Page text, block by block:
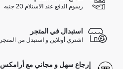
رسوم الدفع عند الاستلام 20 جنيه
استبدال في المتجر
اشتري أونلاين و استبدل من المتجر
إرجاع سهل و مجاني مع أرامكس